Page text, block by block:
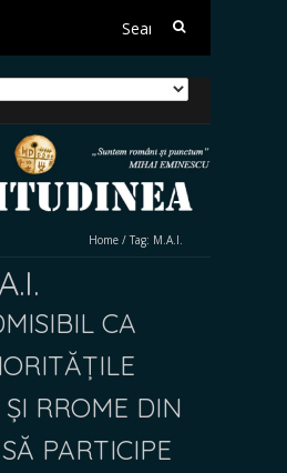
Search
Home / Tag: M.A.I.
CA
ȘI RROME DIN
PARTICIPE